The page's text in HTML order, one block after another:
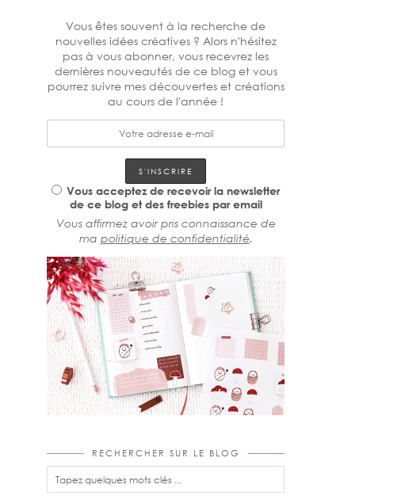
Vous êtes souvent à la recherche de
nouvelles idées créatives ? Alors n'hésitez
pas à vous abonner, vous recevrez les
dernières nouveautés de ce blog et vous
pourrez suivre mes découvertes et créations
au cours de l'année !
Vous acceptez de recevoir la newsletter
de ce blog et des freebies par email
Vous affirmez avoir pris connaissance de
ma politique de confidentialité.
RECHERCHER SUR LE BLOG